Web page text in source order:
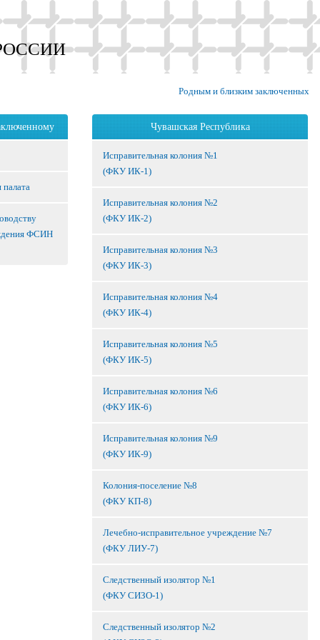
Родным и близким заключенных
ФСИН
Чувашская Республика
Исправительная колония №1
(ФКУ ИК-1)
Исправительная колония №2
(ФКУ ИК-2)
Исправительная колония №3
(ФКУ ИК-3)
Исправительная колония №4
(ФКУ ИК-4)
Исправительная колония №5
(ФКУ ИК-5)
Исправительная колония №6
(ФКУ ИК-6)
Исправительная колония №9
(ФКУ ИК-9)
Колония-поселение №8
(ФКУ КП-8)
Лечебно-исправительное учреждение №7
(ФКУ ЛИУ-7)
Следственный изолятор №1
(ФКУ СИЗО-1)
Следственный изолятор №2